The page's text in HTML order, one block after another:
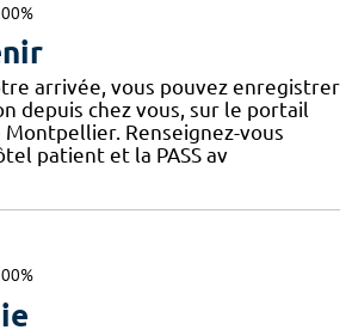
arrivée, vous pouvez enregistrer
depuis chez vous, sur le portail
Montpellier. Renseignez-vous
patient et la PASS av